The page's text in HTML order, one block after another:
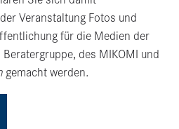
Veranstaltung Fotos und
für die Medien der
Beratergruppe, des MIKOMI und
gemacht werden.